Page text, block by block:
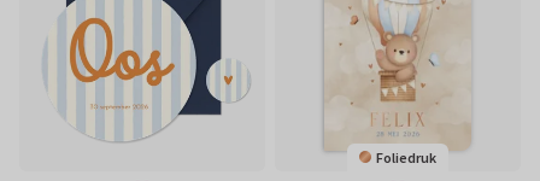
Foliedruk